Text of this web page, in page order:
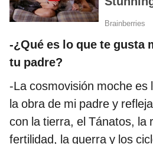
-¿Qué es lo que te gusta
tu padre?
-La cosmovisión moche es
la obra de mi padre y
con la tierra, el Tánatos, la
fertilidad, la guerra y los